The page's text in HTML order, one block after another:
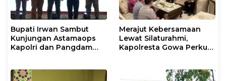
Bupati Irwan Sambut
Kunjungan Astamaops
Kapolri dan Pangdam
Merajut Kebersamaan
Lewat Silaturahmi,
Kapolresta Gowa Perkuat